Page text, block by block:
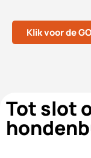
Klik voor de
Tot slot